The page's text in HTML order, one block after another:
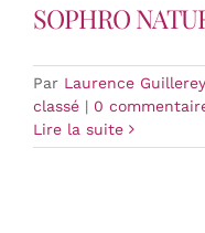
SOPHRO
Par Laurence Guillerey
classé | 0
Lire la suite